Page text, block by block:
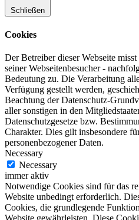
Schließen
Cookies
Der Betreiber dieser Webseite
seiner Webseitenbesucher -
Bedeutung zu. Die Verarbeitung
Verfügung gestellt werden,
Beachtung der Datenschutz-
aller sonstigen in den
Datenschutzgesetze bzw.
Charakter. Dies gilt insbesondere
personenbezogener Daten.
Necessary
Necessary
immer aktiv
Notwendige Cookies sind für das
Website unbedingt erforderlich.
Cookies, die grundlegende
Website gewährleisten. Diese